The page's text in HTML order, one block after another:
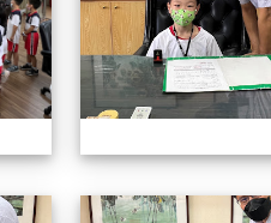
認識校長室活動